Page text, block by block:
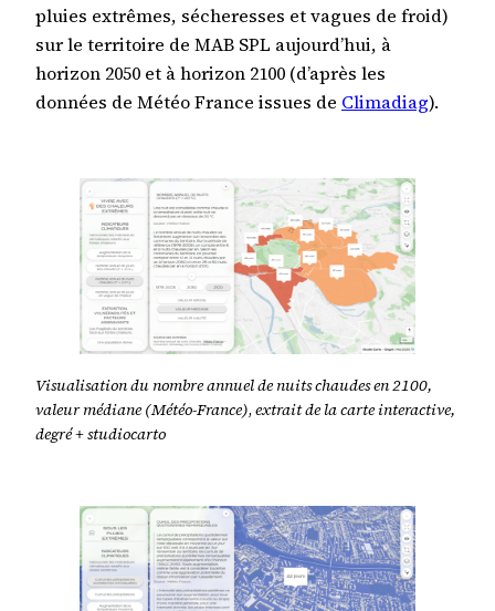
pluies extrêmes, sécheresses et vagues de froid)
sur le territoire de MAB SPL aujourd’hui, à
horizon 2050 et à horizon 2100 (d’après les
données de Météo France issues de Climadiag).
Visualisation du nombre annuel de nuits chaudes en 2100,
valeur médiane (Météo-France), extrait de la carte interactive,
degré + studiocarto